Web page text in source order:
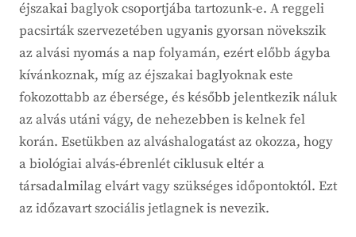
éjszakai baglyok csoportjába tartozunk-e. A reggeli
pacsirták szervezetében ugyanis gyorsan növekszik
az alvási nyomás a nap folyamán, ezért előbb ágyba
kívánkoznak, míg az éjszakai baglyoknak este
fokozottabb az ébersége, és később jelentkezik náluk
az alvás utáni vágy, de nehezebben is kelnek fel
korán. Esetükben az alváshalogatást az okozza, hogy
a biológiai alvás-ébrenlét ciklusuk eltér a
társadalmilag elvárt vagy szükséges időpontoktól. Ezt
az időzavart szociális jetlagnek is nevezik.